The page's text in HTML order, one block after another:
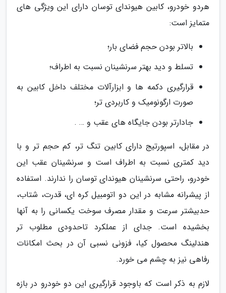
هردو خودرو، کابین هیوندای توسان دارای این ویژگی های
متمایز است:
بالاتر بودن حجم فضای بار؛
تسلط و دید بهتر سرنشینان نسبت به اطراف؛
قرارگیری دکمه ها و ابزارآلات مختلف داخل کابین به
صورت ارگونومیک و کاربردی تر؛
جادارتر بودن جایگاه های عقب و … .
در مقابل، اسپورتیج دارای کابین تنگ تر، کم حجم تر و با
دید کمتری نسبت به اطراف است و سرنشینان عقب این
خودرو، راحتی سرنشینان هیوندای توسان را ندارند. استفاده
از پیشرانه مشابه در این دو اتومبیل کره ای، قدرت، شتاب،
حدبیشتر سرعت و مقدار مصرف سوخت یکسانی را به آنها
بخشیده است. جدای از عملکرد تاحدودی مطلوب تر
هندلینگ محصول کیا، فزونی نسبی آن در بحث امکانات
رفاهی نیز به چشم می خورد.
لازم به ذکر است که باوجود قرارگیری این دو خودرو در بازه